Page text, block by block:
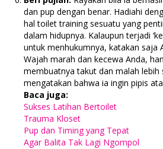
dan pup dengan benar. Hadiahi
hal toilet training sesuatu yang
dalam hidupnya. Kalaupun terjadi
untuk menhukumnya, katakan saja
Wajah marah dan kecewa Anda,
membuatnya takut dan malah lebih
mengatakan bahwa ia ingin pipis
Baca juga:
Sukses Latihan Bertoilet
Trauma Kloset
Pup dan Timing yang Tepat
Agar Balita Tak Lagi Ngompol